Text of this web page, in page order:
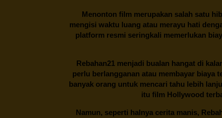
Menonton film merupakan salah satu
mengisi waktu luang atau merayu hati
platform resmi seringkali memerlukan
Rebahan21menjadi bualan hangat di
perlu berlangganan atau membayar biaya
banyak orang untuk mencari tahu lebih
itu film Hollywood
Namun, seperti halnya cerita manis,